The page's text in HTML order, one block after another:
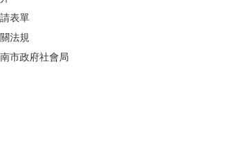
表單
法規
市政府社會局